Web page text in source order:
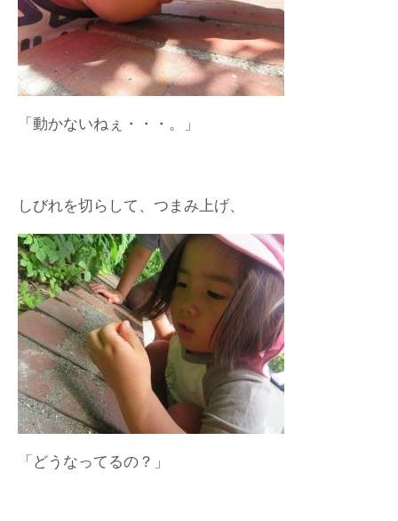
「動かないねぇ・・・。」
しびれを切らして、つまみ上げ、
「どうなってるの？」